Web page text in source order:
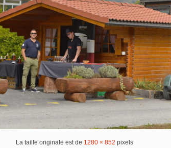
La taille originale est de 1280 × 852 pixels